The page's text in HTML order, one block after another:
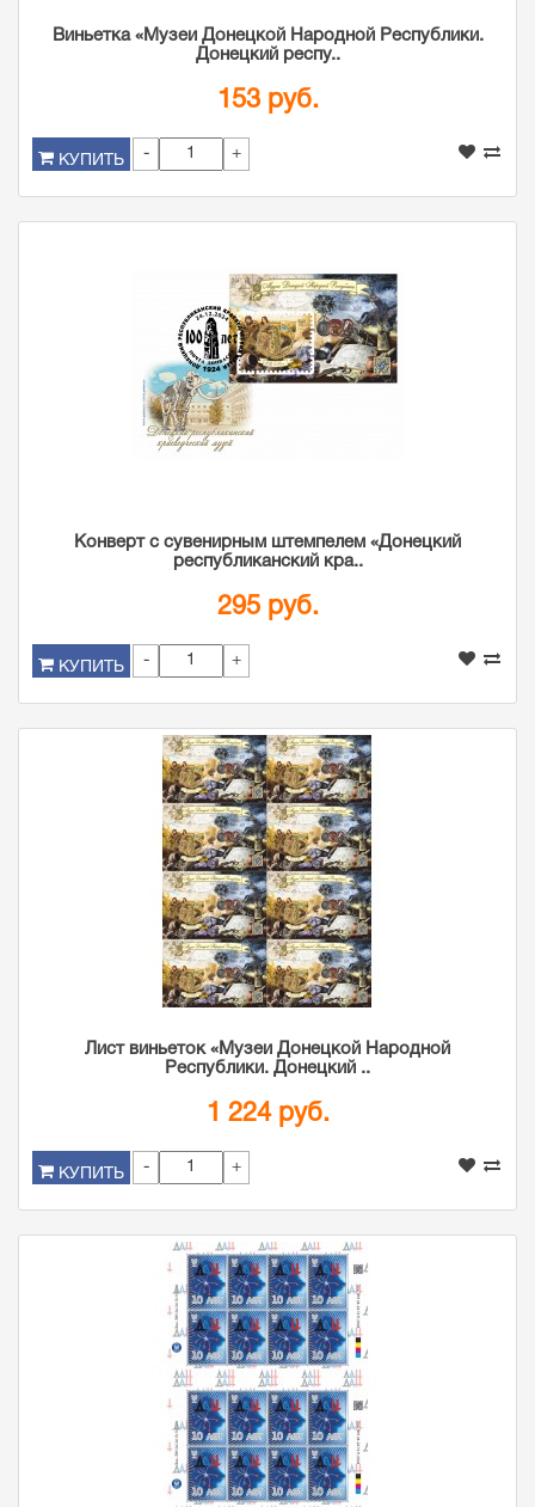
Виньетка «Музеи Донецкой Народной Республики.
Донецкий респу..
153 руб.
КУПИТЬ - +
Конверт с сувенирным штемпелем «Донецкий
республиканский кра..
295 руб.
КУПИТЬ - +
Лист виньеток «Музеи Донецкой Народной
Республики. Донецкий ..
1 224 руб.
КУПИТЬ - +